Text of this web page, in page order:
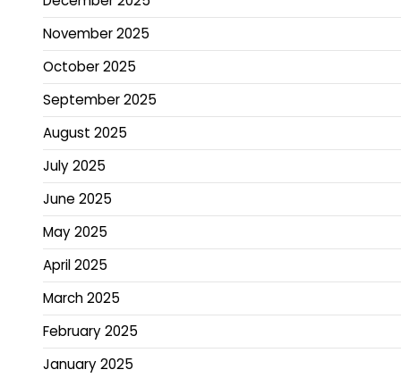
November 2025
October 2025
September 2025
August 2025
July 2025
June 2025
May 2025
April 2025
March 2025
February 2025
January 2025